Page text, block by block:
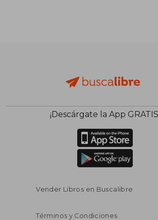
¡Descárgate la App
Vender Libros en Buscalibre
Términos y Condiciones